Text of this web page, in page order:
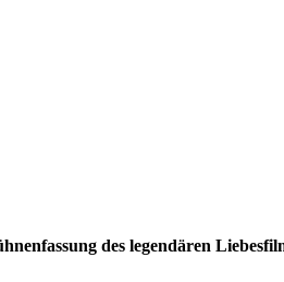
des legendären